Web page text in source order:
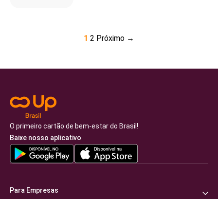
1 2 Próximo →
O primeiro cartão de bem-estar do Brasil!
Baixe nosso aplicativo
Para Empresas